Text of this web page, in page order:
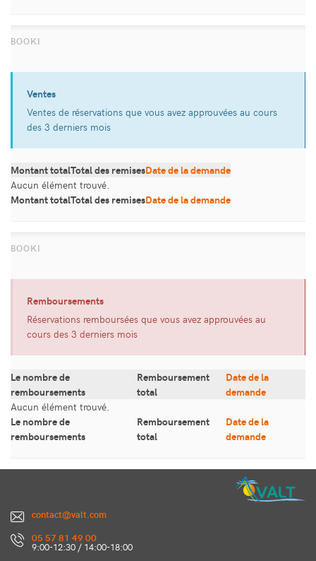
Ventes
Ventes de réservations que vous avez approuvées au cours
des 3 derniers mois
Montant totalTotal des remisesDate de la demande
Montant totalTotal des remisesDate de la demande
Aucun élément trouvé.
Remboursements
Réservations remboursées que vous avez approuvées au
cours des 3 derniers mois
Le nombre de
remboursements
Remboursement
total
Date de la
demande
Le nombre de
remboursements
Remboursement
total
Date de la
demande
Aucun élément trouvé.
contact@valt.com
05 57 81 49 00
9:00-12:30 / 14:00-18:00